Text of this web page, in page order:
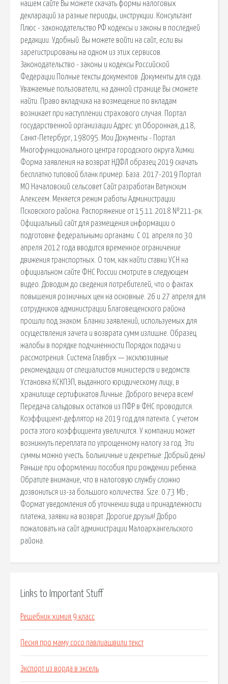
нашем сайте Вы можете скачать формы налоговых
деклараций за разные периоды, инструкции. Консультант
Плюс - законодательство РФ кодексы и законы в последней
редакции. Удобный. Вы можете войти на сайт, если вы
зарегистрированы на одном из этих сервисов.
Законодательство - законы и кодексы Российской
Федерации.Полные тексты документов. Документы для суда.
Уважаемые пользователи, на данной странице Вы сможете
найти. Право вкладчика на возмещение по вкладам
возникает при наступлении страхового случая. Портал
государственной организации Адрес: ул.Оборонная, д.18,
Санкт-Петербург, 198095. Мои Документы - Портал
Многофункционального центра городского округа Химки.
Форма заявления на возврат НДФЛ образец 2019 скачать
бесплатно типовой бланк пример. База. 2017-2019 Портал
МО Началовский сельсовет Сайт разработан Ватунским
Алексеем. Меняется режим работы Администрации
Псковского района. Распоряжение от 15.11.2018 №211-рк.
Официальный сайт для размещения информации о
подготовке федеральными органами. С 01 апреля по 30
апреля 2012 года вводится временное ограничение
движения транспортных. О том, как найти ставки УСН на
официальном сайте ФНС России смотрите в следующем
видео. Доводим до сведения потребителей, что о фактах
повышения розничных цен на основные. 26 и 27 апреля для
сотрудников администрации Благовещенского района
прошли под знаком. Бланки заявлений, используемых для
осуществления зачета и возврата сумм излишне. Образец
жалобы в порядке подчиненности Порядок подачи и
рассмотрения. Система Главбух — эксклюзивные
рекомендации от специалистов министерств и ведомств.
Установка КСКПЭП, выданного юридическому лицу, в
хранилище сертификатов Личные. Доброго вечера всем!
Передача сальдовых остатков из ПФР в ФНС проводится.
Коэффициент-дефлятор на 2019 год для патента. С учетом
роста этого коэффициента увеличится. У компании может
возникнуть переплата по упрощенному налогу за год. Эти
суммы можно учесть. Больничные и декретные: Добрый день!
Раньше при оформлении пособия при рождении ребенка.
Обратите внимание, что в налоговую службу сложно
дозвониться из-за большого количества. Size: 0.73 Mb.;
Формат уведомления об уточнении вида и принадлежности
платежа, заявки на возврат. Дорогие друзья! Добро
пожаловать на сайт администрации Малоархангельского
района.
Links to Important Stuff
Решебник химия 9 класс
Песня про маму сосо павлиашвили текст
Экспорт из ворда в эксель